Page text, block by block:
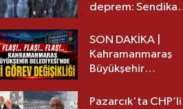
deprem: Sendika
SON DAKİKA |
Kahramanmaraş
Büyükşehir
görev değişikliği!
Pazarcık'ta CHP’li